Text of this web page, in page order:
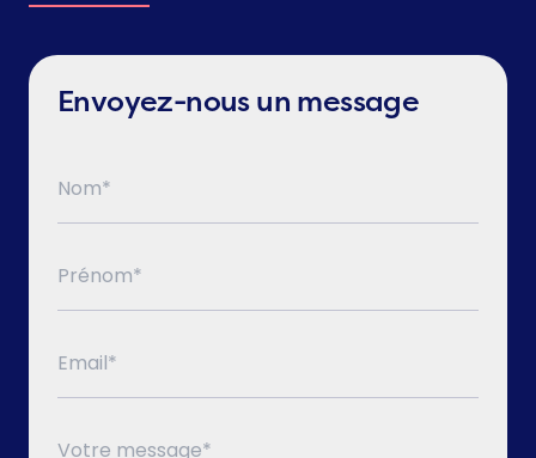
Envoyez-nous un message